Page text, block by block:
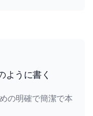
ように書く
の明確で簡潔で本